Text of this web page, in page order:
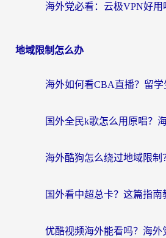
地域限制怎么办